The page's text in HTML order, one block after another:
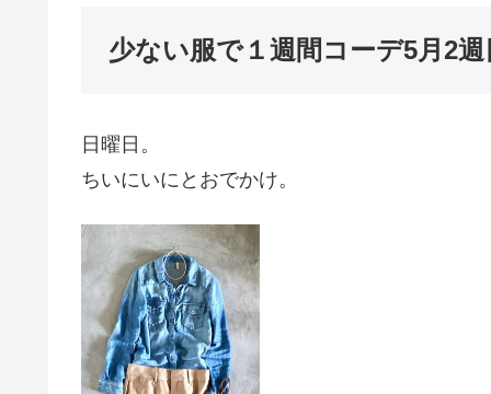
少ない服で１週間コーデ5月2週
日曜日。
ちいにいにとおでかけ。